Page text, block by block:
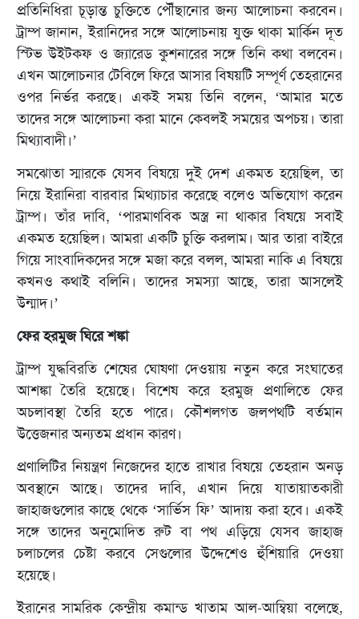
প্রতিনিধিরা চূড়ান্ত চুক্তিতে পৌঁছানোর জন্য আলোচনা করবেন।
ট্রাম্প জানান, ইরানিদের সঙ্গে আলোচনায় যুক্ত থাকা মার্কিন দূত
স্টিভ উইটকফ ও জ্যারেড কুশনারের সঙ্গে তিনি কথা বলবেন।
এখন আলোচনার টেবিলে ফিরে আসার বিষয়টি সম্পূর্ণ তেহরানের
ওপর নির্ভর করছে। একই সময় তিনি বলেন, ‘আমার মতে
তাদের সঙ্গে আলোচনা করা মানে কেবলই সময়ের অপচয়। তারা
মিথ্যাবাদী।’
সমঝোতা স্মারকে যেসব বিষয়ে দুই দেশ একমত হয়েছিল, তা
নিয়ে ইরানিরা বারবার মিথ্যাচার করেছে বলেও অভিযোগ করেন
ট্রাম্প। তাঁর দাবি, ‘পারমাণবিক অস্ত্র না থাকার বিষয়ে সবাই
একমত হয়েছিল। আমরা একটি চুক্তি করলাম। আর তারা বাইরে
গিয়ে সাংবাদিকদের সঙ্গে মজা করে বলল, আমরা নাকি এ বিষয়ে
কখনও কথাই বলিনি। তাদের সমস্যা আছে, তারা আসলেই
উন্মাদ।’
ফের হরমুজ ঘিরে শঙ্কা
ট্রাম্প যুদ্ধবিরতি শেষের ঘোষণা দেওয়ায় নতুন করে সংঘাতের
আশঙ্কা তৈরি হয়েছে। বিশেষ করে হরমুজ প্রণালিতে ফের
অচলাবস্থা তৈরি হতে পারে। কৌশলগত জলপথটি বর্তমান
উত্তেজনার অন্যতম প্রধান কারণ।
প্রণালিটির নিয়ন্ত্রণ নিজেদের হাতে রাখার বিষয়ে তেহরান অনড়
অবস্থানে আছে। তাদের দাবি, এখান দিয়ে যাতায়াতকারী
জাহাজগুলোর কাছে থেকে ‘সার্ভিস ফি’ আদায় করা হবে। একই
সঙ্গে তাদের অনুমোদিত রুট বা পথ এড়িয়ে যেসব জাহাজ
চলাচলের চেষ্টা করবে সেগুলোর উদ্দেশেও হুঁশিয়ারি দেওয়া
হয়েছে।
ইরানের সামরিক কেন্দ্রীয় কমান্ড খাতাম আল-আম্বিয়া বলেছে,